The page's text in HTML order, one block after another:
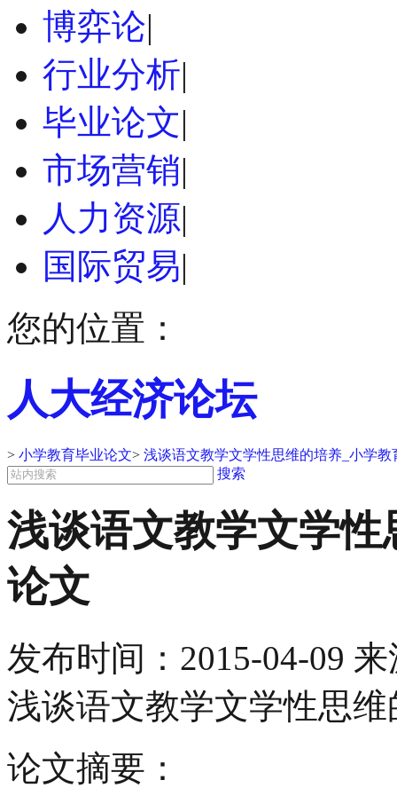
博弈论|
行业分析|
毕业论文|
市场营销|
人力资源|
国际贸易|
您的位置：
人大经济论坛
> 小学教育毕业论文> 浅谈语文教学文学性思维的培养_小学教
搜索
浅谈语文教学文学
论文
发布时间： 2015-04-09 来
浅谈语文教学文学性思维
论文摘要：